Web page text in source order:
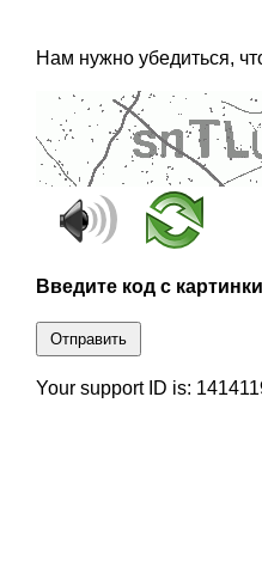
Нам нужно убедиться,
Введите код с
Отправить
Your support ID is: